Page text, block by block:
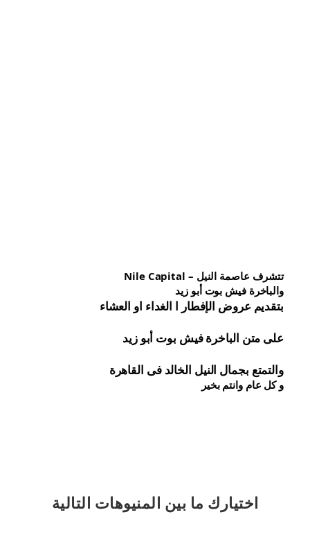
تتشرف عاصمة النيل – Nile Capital
والباخرة فيش بوت أبو زيد
بتقديم عروض الإفطار ا الغداء او العشاء
على متن الباخرة فيش بوت أبو زيد
والتمتع بجمال النيل الخالد فى القاهرة
و كل عام وانتم بخير
اختيارك ما بين المنيوهات التالية